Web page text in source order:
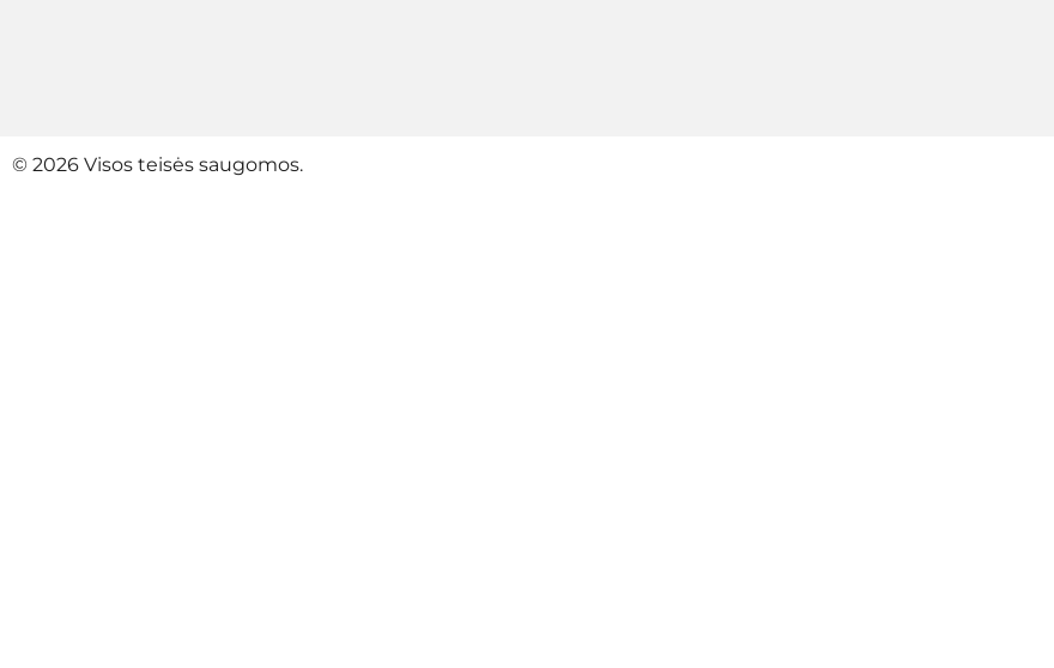
© 2026 Visos teisės saugomos.